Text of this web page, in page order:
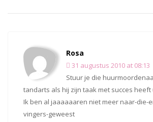
Rosa
31 augustus 2010 at 08:13
Stuur je die
tandarts als hij zijn taak met succes heeft
Ik ben al jaaaaaaren niet meer naar-die-
vingers-geweest